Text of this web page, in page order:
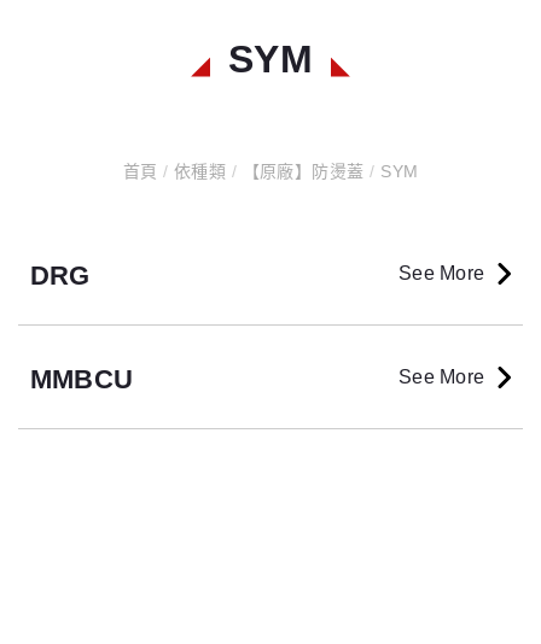
SYM
首頁 / 依種類 / 【原廠】防燙蓋/ SYM
DRG See More
MMBCU See More